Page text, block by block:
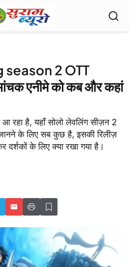
2 OTT
एनीमे को कब और कहां
रहा है, यहाँ सोलो लेवलिंग सीज़न 2
के लिए सब कुछ है, इसकी रिलीज़
के लिए क्या रखा गया है।